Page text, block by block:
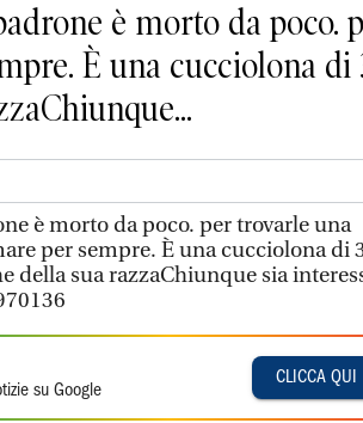
è morto da poco.
È una cucciolona
è morto da poco. per trovarle una
per sempre. È una cucciolona di
della sua razzaChiunque sia
su Google
CLICCA QUI